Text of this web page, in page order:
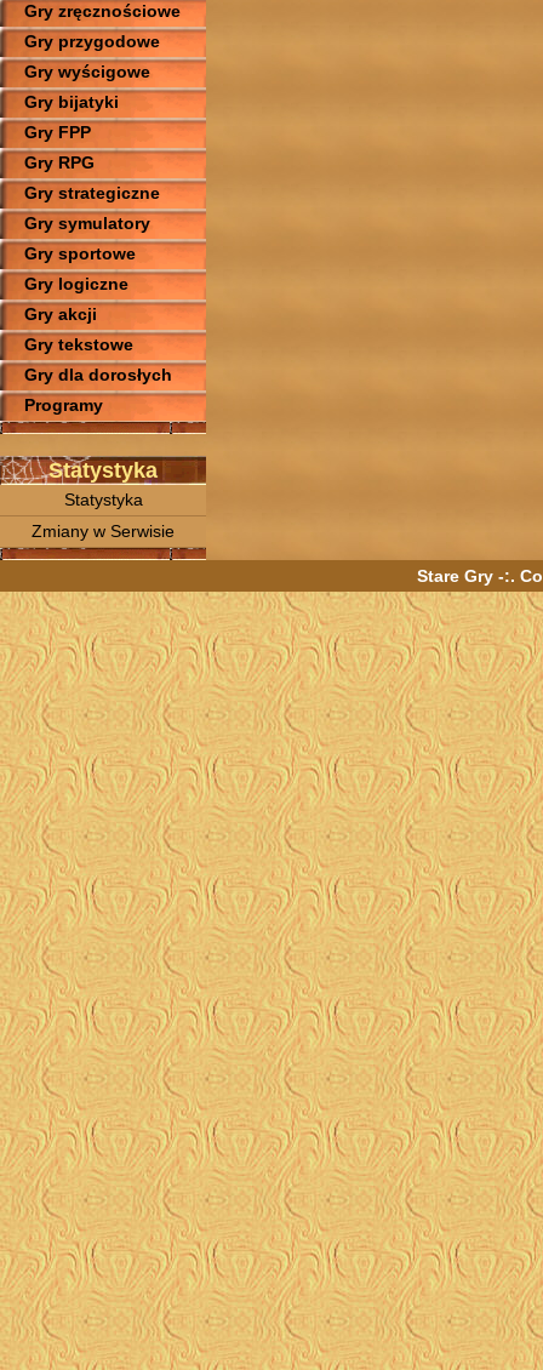
Gry zręcznościowe
Gry przygodowe
Gry wyścigowe
Gry bijatyki
Gry FPP
Gry RPG
Gry strategiczne
Gry symulatory
Gry sportowe
Gry logiczne
Gry akcji
Gry tekstowe
Gry dla dorosłych
Programy
Statystyka
Statystyka
Zmiany w Serwisie
Stare Gry -:.